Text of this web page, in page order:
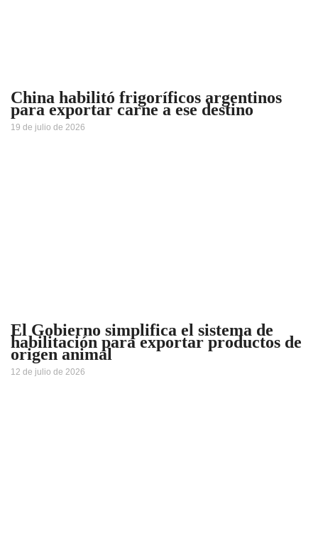
China habilitó frigoríficos argentinos
para exportar carne a ese destino
19 de julio de 2026
El Gobierno simplifica el sistema de
habilitación para exportar productos de
origen animal
12 de julio de 2026